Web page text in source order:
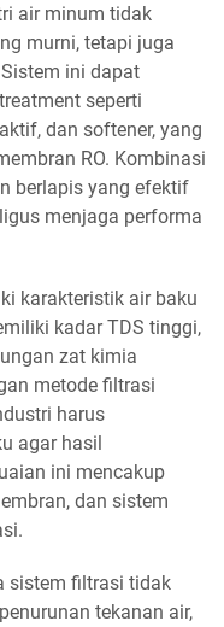
air minum tidak
murni, tetapi juga
ini dapat
seperti
dan softener, yang
RO. Kombinasi
berlapis yang efektif
menjaga performa
karakteristik air baku
kadar TDS tinggi,
zat kimia
metode filtrasi
harus
agar hasil
ini mencakup
dan sistem
sistem filtrasi tidak
tekanan air,